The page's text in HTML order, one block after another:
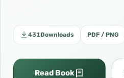
431Downloads PDF / PNG
Read Book